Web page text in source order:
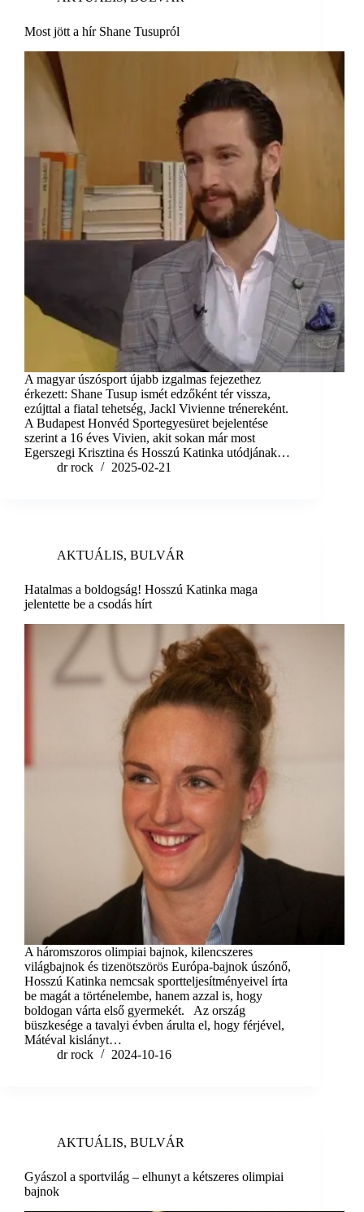
Most jött a hír Shane Tusupról
A magyar úszósport újabb izgalmas fejezethez
érkezett: Shane Tusup ismét edzőként tér vissza,
ezújttal a fiatal tehetség, Jackl Vivienne trénereként.
A Budapest Honvéd Sportegyesüret bejelentése
szerint a 16 éves Vivien, akit sokan már most
Egerszegi Krisztina és Hosszú Katinka utódjának…
dr rock
2025-02-21
AKTUÁLIS, BULVÁR
Hatalmas a boldogság! Hosszú Katinka maga
jelentette be a csodás hírt
A háromszoros olimpiai bajnok, kilencszeres
világbajnok és tizenötszörös Európa-bajnok úszónő,
Hosszú Katinka nemcsak sportteljesítményeivel írta
be magát a történelembe, hanem azzal is, hogy
boldogan várta első gyermekét. Az ország
büszkesége a tavalyi évben árulta el, hogy férjével,
Mátéval kislányt…
dr rock
2024-10-16
AKTUÁLIS, BULVÁR
Gyászol a sportvilág – elhunyt a kétszeres olimpiai
bajnok